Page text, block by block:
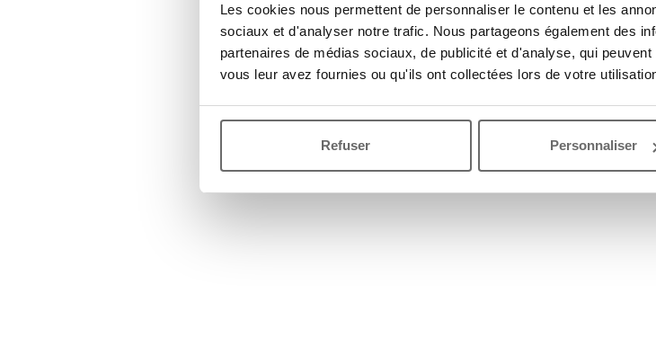
Les cookies nous permettent de personnaliser le contenu et les
sociaux et d'analyser notre trafic. Nous partageons également des
partenaires de médias sociaux, de publicité et d'analyse, qui
vous leur avez fournies ou qu'ils ont collectées lors de votre
Refuser Personnaliser